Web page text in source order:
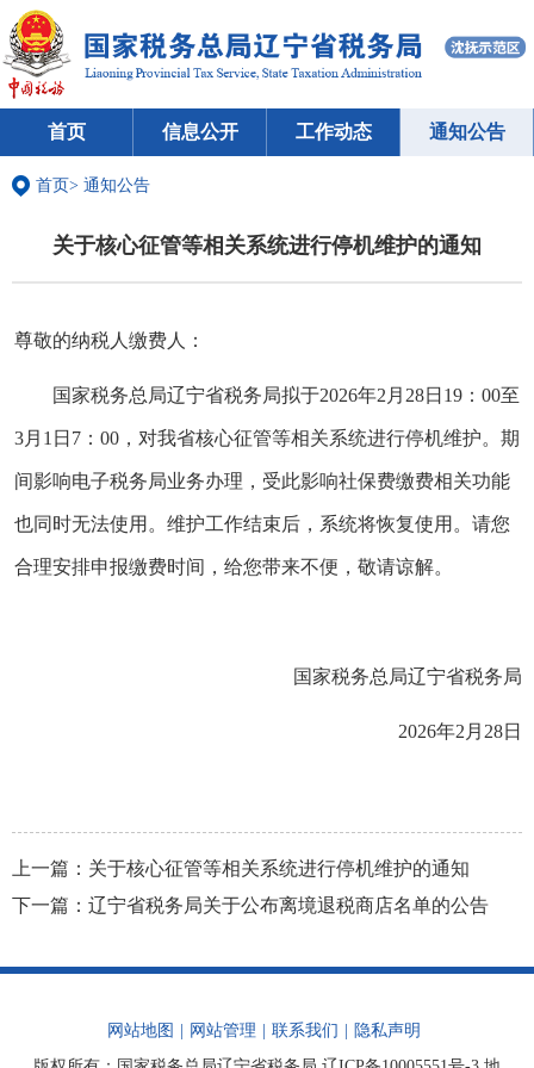
首页 信息公开 工作动态 通知公告
首页> 通知公告
关于核心征管等相关系统进行停机维护的通知
尊敬的纳税人缴费人：
国家税务总局辽宁省税务局拟于2026年2月28日19：00至
3月1日7：00，对我省核心征管等相关系统进行停机维护。期
间影响电子税务局业务办理，受此影响社保费缴费相关功能
也同时无法使用。维护工作结束后，系统将恢复使用。请您
合理安排申报缴费时间，给您带来不便，敬请谅解。
国家税务总局辽宁省税务局
2026年2月28日
上一篇： 关于核心征管等相关系统进行停机维护的通知
下一篇： 辽宁省税务局关于公布离境退税商店名单的公告
网站地图 网站管理 联系我们
隐私声明